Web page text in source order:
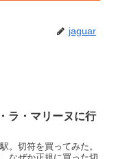
jaguar
ラ・マリーヌに行
。切符を買ってみた。